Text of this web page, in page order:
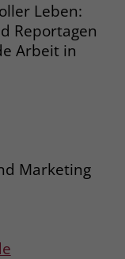
Leben:
Reportagen
Arbeit in
Marketing